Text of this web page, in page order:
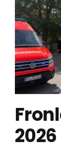
2026